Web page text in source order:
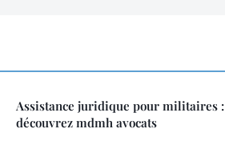
Assistance juridique pour militaires :
découvrez mdmh avocats